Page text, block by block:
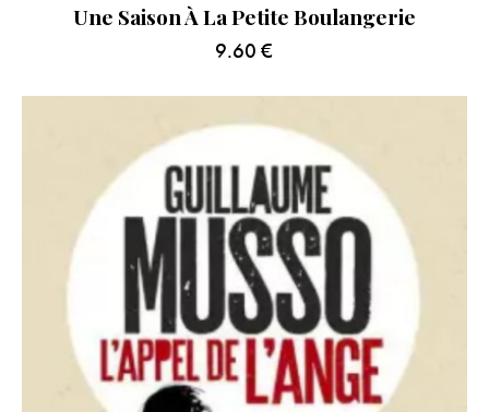
Une Saison À La Petite Boulangerie
9.60 €